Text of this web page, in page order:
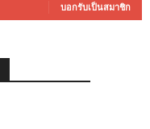
บอกรับเป็นสมาชิก